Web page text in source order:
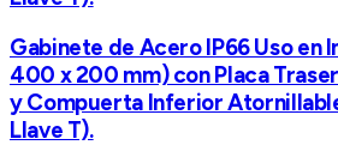
Gabinete de Acero IP66 Uso en
400 x 200 mm) con Placa
y Compuerta Inferior
Llave T).